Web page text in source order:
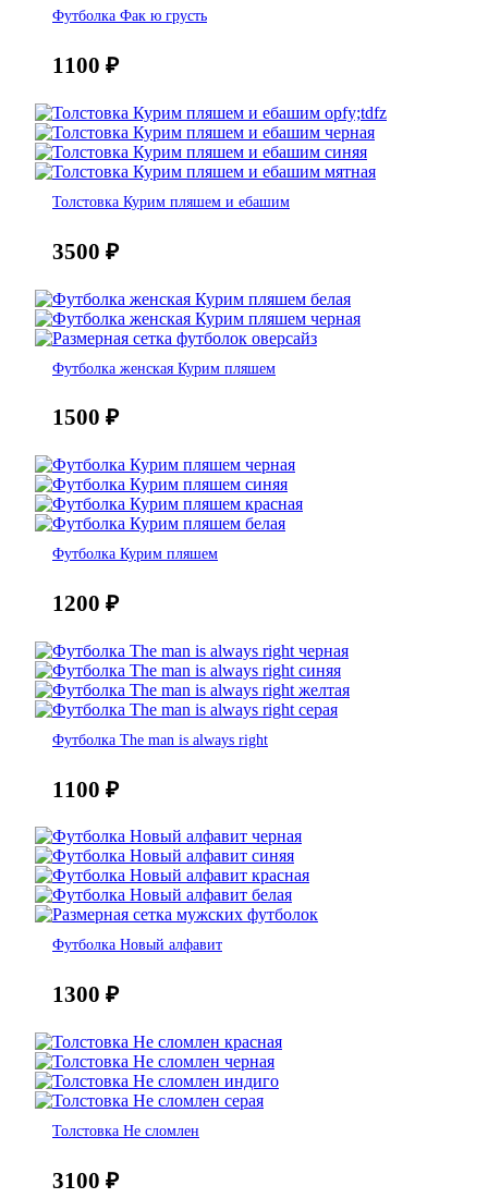
Футболка Фак ю грусть
1100 ₽
Толстовка Курим пляшем и ебашим
3500 ₽
Футболка женская Курим пляшем
1500 ₽
Футболка Курим пляшем
1200 ₽
Футболка The man is always right
1100 ₽
Футболка Новый алфавит
1300 ₽
Толстовка Не сломлен
3100 ₽